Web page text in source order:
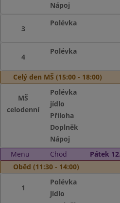
Nápoj
3
Polévka
4
Polévka
Celý den MŠ (15:00 - 18:00)
MŠ
celodenní
Polévka
jídlo
Příloha
Doplněk
Nápoj
Menu
Chod
Pátek
Oběd (11:30 - 14:00)
1
Polévka
jídlo